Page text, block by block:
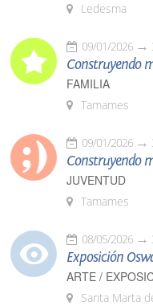
Ledesma
09/01/2026
Construyendo
FAMILIA
Tamames
09/01/2026
Construyendo
JUVENTUD
Tamames
08/05/2026
Exposición
ARTE /
Santa Marta